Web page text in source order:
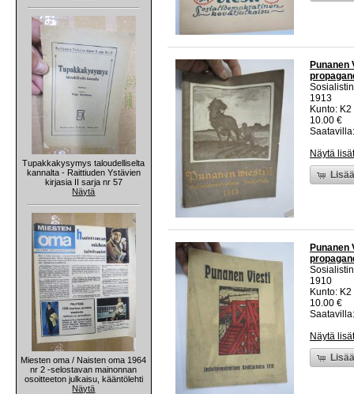
Tupakkakysymys taloudelliselta
kannalta - Raittiuden Ystävien
kirjasia II sarja nr 57
Näytä
Miesten oma / Naisten oma 1964
nr 2 -selostavan mainonnan
osoitteeton julkaisu, kääntölehti
Näytä
Punanen
1913
Kunto:
10.00 €
Näytä
Punanen
1910
Kunto:
10.00 €
Näytä